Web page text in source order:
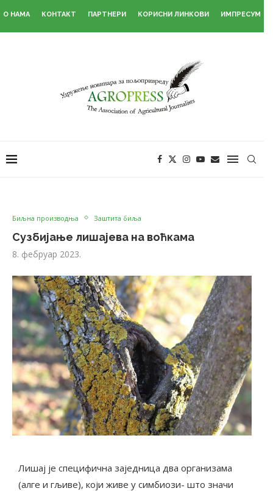
О НАМА КОНТАКТ ПАРТНЕРИ КОРИСНИ ЛИНКОВИ ИМПРЕСУМ
Биљна производња Заштита биља
Сузбијање лишајева на воћкама
8. фебруар 2023.
Лишај је специфична заједница два организама
(алге и гљиве), који живе у симбиози- што значи